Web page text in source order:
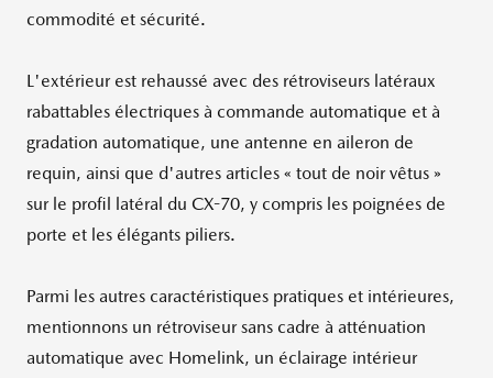
commodité et sécurité.
L'extérieur est rehaussé avec des rétroviseurs latéraux
rabattables électriques à commande automatique et à
gradation automatique, une antenne en aileron de
requin, ainsi que d'autres articles « tout de noir vêtus »
sur le profil latéral du CX-70, y compris les poignées de
porte et les élégants piliers.
Parmi les autres caractéristiques pratiques et intérieures,
mentionnons un rétroviseur sans cadre à atténuation
automatique avec Homelink, un éclairage intérieur